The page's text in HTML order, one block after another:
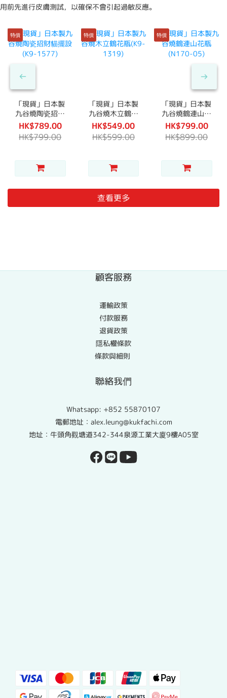
用前先進行皮膚測試，以確保不會引起過敏反應。
特價
「現貨」日本製
九谷燒陶瓷招財
貓擺設(K9-
1577)
HK$789.00
HK$799.00
特價
「現貨」日本製
九谷燒木立鶴花
瓶(K9-1319)
HK$549.00
HK$599.00
特價
「現貨」日本製
九谷燒鶴連山花
瓶(N170-05)
HK$799.00
HK$899.00
查看更多
顧客服務
運輸政策
付款服務
退貨政策
隱私權條款
條款與細則
聯絡我們
Whatsapp: +852 55870107
電郵地址：alex.leung@kukfachi.com
地址：牛頭角觀塘道342-344泉源工業大廈9樓A05室